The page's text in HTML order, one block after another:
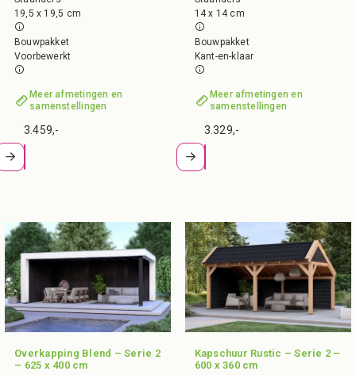
19,5 x 19,5 cm
Bouwpakket
Voorbewerkt
Meer afmetingen en
samenstellingen
3.459,-
14 x 14 cm
Bouwpakket
Kant-en-klaar
Meer afmetingen en
samenstellingen
3.329,-
Overkapping Blend – Serie 2
– 625 x 400 cm
Kapschuur Rustic – Serie 2 –
600 x 360 cm